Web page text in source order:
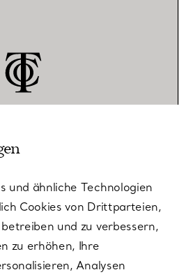
und ähnliche Technologien
Cookies von Drittparteien,
und zu verbessern,
zu erhöhen, Ihre
Analysen